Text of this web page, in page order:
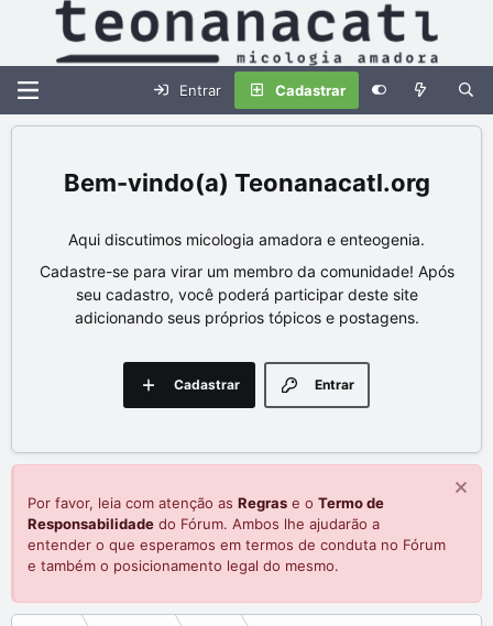
Entrar Cadastrar
Teonanacatl.org
Aqui discutimos micologia amadora e enteogenia.
Cadastre-se para virar um membro da comunidade! Após
seu cadastro, você poderá participar deste site
adicionando seus próprios tópicos e postagens.
Entrar
Cadastrar
Por favor, leia com atenção as Regras e o Termo de
Responsabilidade do Fórum. Ambos lhe ajudarão a
entender o que esperamos em termos de conduta no Fórum
e também o posicionamento legal do mesmo.